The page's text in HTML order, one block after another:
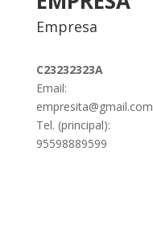
Empresa
C23232323A
Email:
empresita@gmail.com
Tel. (principal):
95598889599